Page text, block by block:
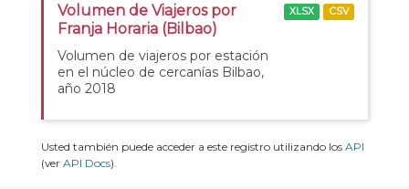
Volumen de Viajeros por
Franja Horaria (Bilbao)
Volumen de viajeros por estación
en el núcleo de cercanías Bilbao,
año 2018
XLSX CSV
Usted también puede acceder a este registro utilizando los API
(ver API Docs).